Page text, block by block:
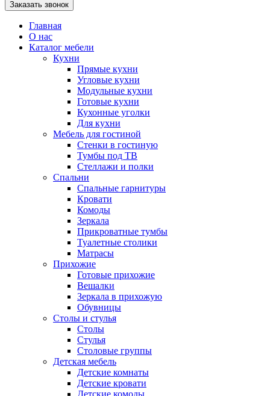
Главная
О нас
Каталог мебели
Кухни
Прямые кухни
Угловые кухни
Модульные кухни
Готовые кухни
Кухонные уголки
Для кухни
Мебель для гостиной
Стенки в гостиную
Тумбы под ТВ
Стеллажи и полки
Спальни
Спальные гарнитуры
Кровати
Комоды
Зеркала
Прикроватные тумбы
Туалетные столики
Матрасы
Прихожие
Готовые прихожие
Вешалки
Зеркала в прихожую
Обувницы
Столы и стулья
Столы
Стулья
Столовые группы
Детская мебель
Детские комнаты
Детские кровати
Детские комоды